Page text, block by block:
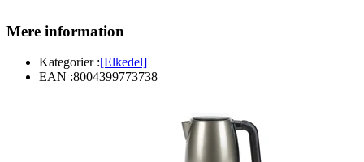
Mere information
Kategorier :[Elkedel]
EAN :8004399773738